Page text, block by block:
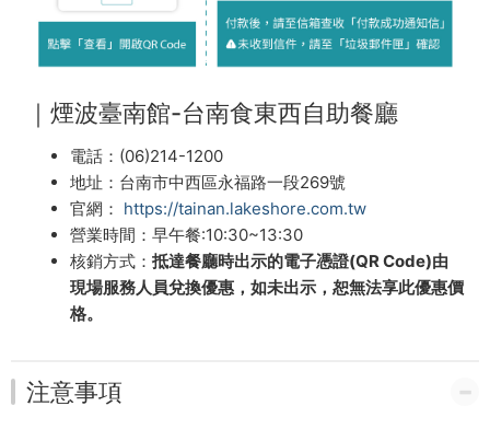
｜煙波臺南館-台南食東西自助餐廳
電話：(06)214-1200
地址：台南市中西區永福路一段269號
官網： https://tainan.lakeshore.com.tw
營業時間：早午餐:10:30~13:30
核銷方式： 抵達餐廳時出示的電子憑證(QR Code)由
現場服務人員兌換優惠，如未出示，恕無法享此優惠價
格。
注意事項